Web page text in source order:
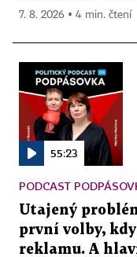
7. 8. 2026 ▪ 4 min. čtení
55:23
PODCAST
Utajený
první volby,
reklamu. A